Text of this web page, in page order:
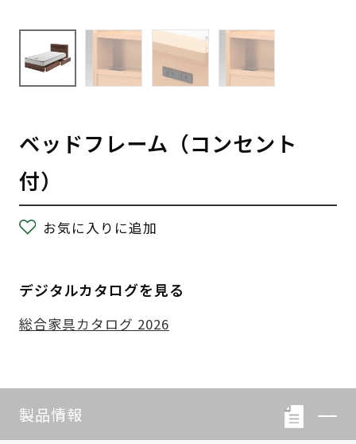
ベッドフレーム（コンセント
付）
お気に入りに追加
デジタルカタログを見る
総合家具カタログ 2026
製品情報